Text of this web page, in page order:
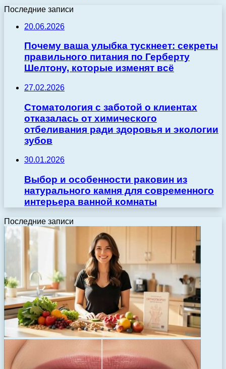
Последние записи
20.06.2026
Почему ваша улыбка тускнеет: секреты
правильного питания по Герберту
Шелтону, которые изменят всё
27.02.2026
Стоматология с заботой о клиентах
отказалась от химического
отбеливания ради здоровья и экологии
зубов
30.01.2026
Выбор и особенности раковин из
натурального камня для современного
интерьера ванной комнаты
Последние записи